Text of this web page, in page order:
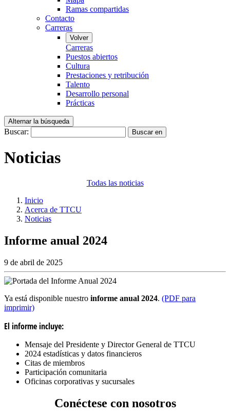
Ramas compartidas
Contacto
Carreras
Volver
Carreras
Puestos abiertos
Cultura
Prestaciones y retribución
Talento
Desarrollo personal
Prácticas
Alternar la búsqueda
Buscar: Buscar en
Noticias
Todas las noticias
Inicio
Acerca de TTCU
Noticias
Informe anual 2024
9 de abril de 2025
Ya está disponible nuestro informe anual 2024. (PDF para
imprimir)
El informe incluye:
Mensaje del Presidente y Director General de TTCU
2024 estadísticas y datos financieros
Citas de miembros
Participación comunitaria
Oficinas corporativas y sucursales
Conéctese con nosotros